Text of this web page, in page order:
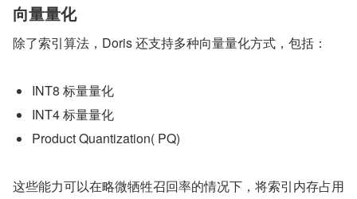
向量量化
除了索引算法，Doris 还支持多种向量量化方式，包括：
INT8 标量量化
INT4 标量量化
Product Quantization( PQ)
这些能力可以在略微牺牲召回率的情况下，将索引内存占用